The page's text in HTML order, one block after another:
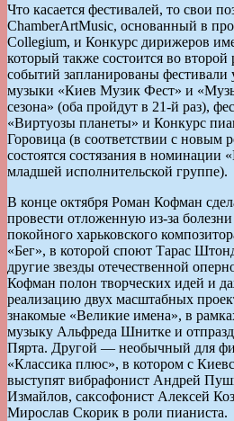
Что касается фестивалей, то свои
ChamberArtMusic, основанный в
Сollegium, и Конкурс дирижеров
который также состоится во
событий запланированы фестивали
музыки «Киев Музик Фест» и
сезона» (оба пройдут в 21-й раз),
«Виртуозы планеты» и Конкурс
Горовица (в соответствии с новым
состоятся состязания в номинации
младшей исполнительской группе).
В конце октября Роман Кофман
провести отложенную из-за
покойного харьковского
«Бег», в которой споют Тарас
другие звезды отечественной
Кофман полон творческих идей и
реализацию двух масштабных
знакомые «Великие имена», в
музыку Альфреда Шнитке и
Пярта. Другой — необычный для
«Классика плюс», в котором с
выступят вибрафонист Андрей
Измайлов, саксофонист Алексей
Мирослав Скорик в роли пианиста.